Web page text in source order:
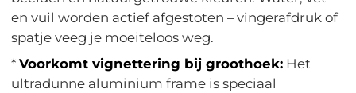
en vuil worden actief afgestoten – vingerafdruk of
spatje veeg je moeiteloos weg.
*Voorkomt vignettering bij groothoek: Het
ultradunne aluminium frame is speciaal